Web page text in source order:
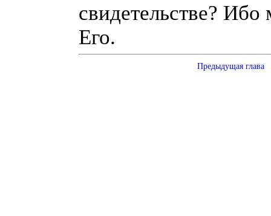
свидетельстве?
Его.
Предыдущая глава